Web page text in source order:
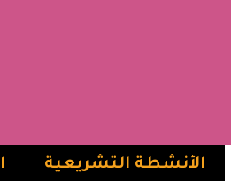
الأنشطة التشريعية